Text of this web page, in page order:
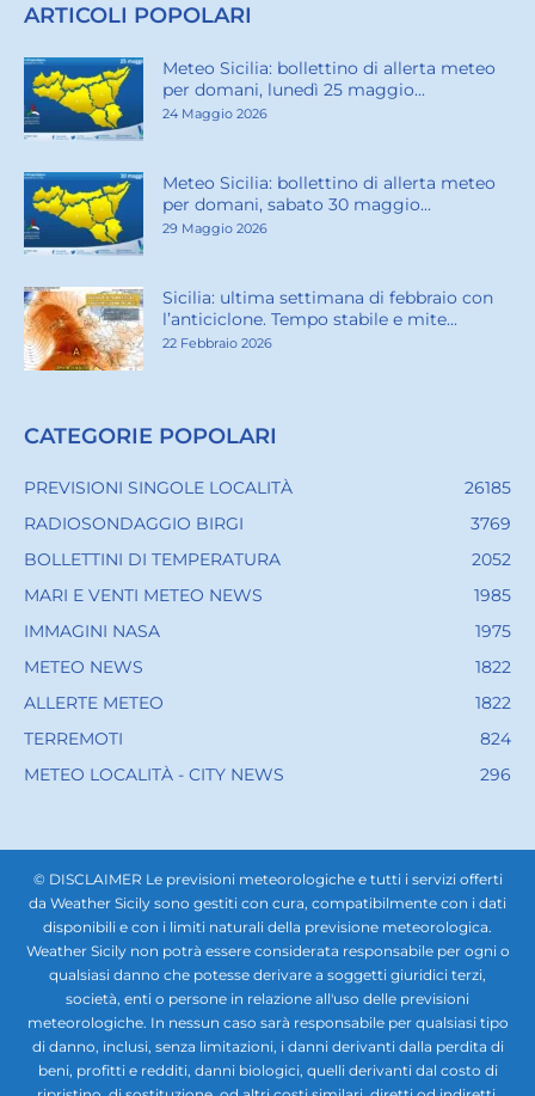
ARTICOLI POPOLARI
Meteo Sicilia: bollettino di allerta meteo
per domani, lunedì 25 maggio...
24 Maggio 2026
Meteo Sicilia: bollettino di allerta meteo
per domani, sabato 30 maggio...
29 Maggio 2026
Sicilia: ultima settimana di febbraio con
l’anticiclone. Tempo stabile e mite...
22 Febbraio 2026
CATEGORIE POPOLARI
PREVISIONI SINGOLE LOCALITÀ
26185
RADIOSONDAGGIO BIRGI
3769
BOLLETTINI DI TEMPERATURA
2052
MARI E VENTI METEO NEWS
1985
IMMAGINI NASA
1975
METEO NEWS
1822
ALLERTE METEO
1822
TERREMOTI
824
METEO LOCALITÀ - CITY NEWS
296
© DISCLAIMER Le previsioni meteorologiche e tutti i servizi offerti
da Weather Sicily sono gestiti con cura, compatibilmente con i dati
disponibili e con i limiti naturali della previsione meteorologica.
Weather Sicily non potrà essere considerata responsabile per ogni o
qualsiasi danno che potesse derivare a soggetti giuridici terzi,
società, enti o persone in relazione all'uso delle previsioni
meteorologiche. In nessun caso sarà responsabile per qualsiasi tipo
di danno, inclusi, senza limitazioni, i danni derivanti dalla perdita di
beni, profitti e redditi, danni biologici, quelli derivanti dal costo di